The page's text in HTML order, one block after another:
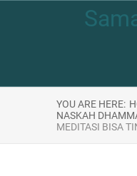
YOU ARE HERE:
NASKAH
MEDITASI BISA